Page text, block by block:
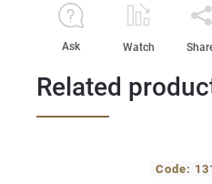
Ask Watch
Related
Code: